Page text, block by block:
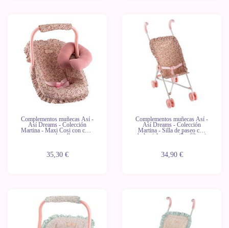
Complementos muñecas Así -
Así Dreams - Colección
Martina - Maxi Cosi con cojín
para el cuello
35,30 €
Complementos muñecas Así -
Así Dreams - Colección
Martina - Silla de paseo con
bolsa (altura manillar 62 cm)
34,90 €